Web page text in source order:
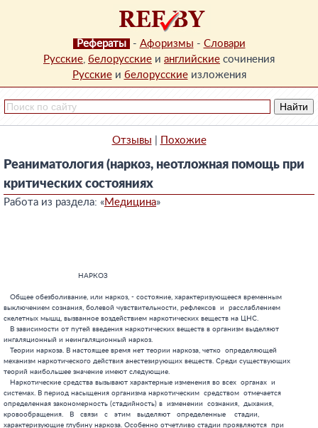
Рефераты - Афоризмы - Словари
Русские, белорусские и английские сочинения
Русскиеи белорусскиеизложения
Отзывы Похожие
Реаниматология (наркоз, неотложная помощь при
критических состояниях
Работа из раздела: «Медицина»